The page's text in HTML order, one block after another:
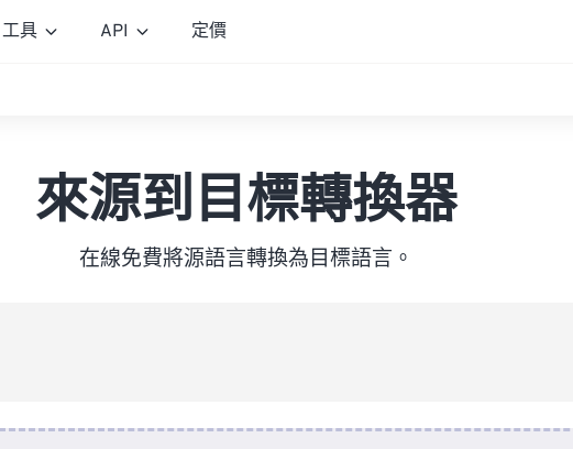
工具 API 定價
來源到目標轉換器
在線免費將源語言轉換為目標語言。